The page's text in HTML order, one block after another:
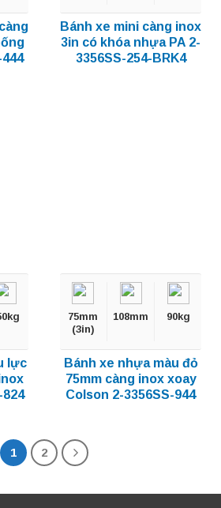
Bánh xe mini càng inox
3in có khóa nhựa PA 2-
3356SS-254-BRK4
lực
824
75mm
(3in)
108mm 90kg
Bánh xe nhựa màu đỏ
75mm càng inox xoay
Colson 2-3356SS-944
1 2